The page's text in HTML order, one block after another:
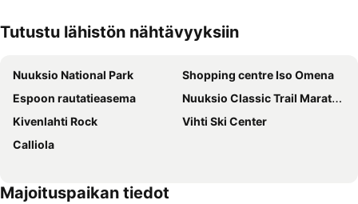
Tutustu lähistön nähtävyyksiin
Nuuksio National Park
Shopping centre Iso Omena
Espoon rautatieasema
Nuuksio Classic Trail Marathon
Kivenlahti Rock
Vihti Ski Center
Calliola
Majoituspaikan tiedot